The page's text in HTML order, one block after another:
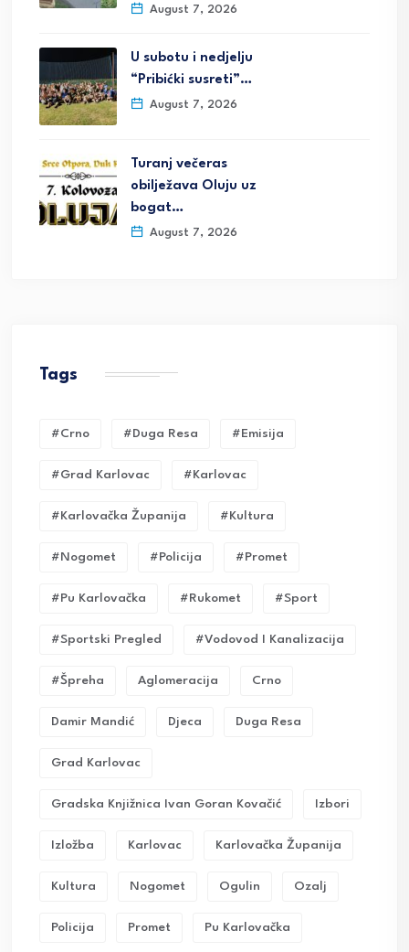
August 7, 2026
U subotu i nedjelju
“Pribićki susreti”…
August 7, 2026
Turanj večeras
obilježava Oluju uz
bogat…
August 7, 2026
Tags
#crno #duga Resa #emisija
#grad Karlovac #karlovac
#karlovačka Županija #kultura
#nogomet #policija #promet
#pu Karlovačka #rukomet #sport
#sportski Pregled #vodovod I Kanalizacija
#Špreha Aglomeracija Crno
Damir Mandić Djeca Duga Resa
Grad Karlovac
Gradska Knjižnica Ivan Goran Kovačić Izbori
Izložba Karlovac Karlovačka Županija
Kultura Nogomet Ogulin Ozalj
Policija Promet Pu Karlovačka